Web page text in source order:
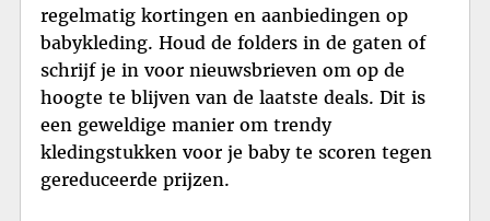
regelmatig kortingen en aanbiedingen op
babykleding. Houd de folders in de gaten of
schrijf je in voor nieuwsbrieven om op de
hoogte te blijven van de laatste deals. Dit is
een geweldige manier om trendy
kledingstukken voor je baby te scoren tegen
gereduceerde prijzen.